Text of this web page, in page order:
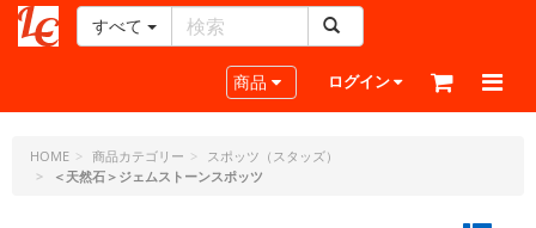
ー
ラ
フ
すべて
Toggle navigation
商品 ログイン
HOME 商品カテゴリー
スポッツ（スタッズ）
＜天然石＞ジェムストーンスポッツ